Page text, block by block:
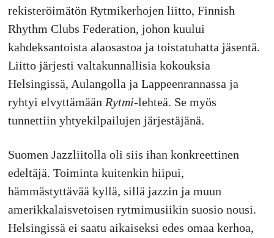
rekisteröimätön Rytmikerhojen liitto, Finnish
Rhythm Clubs Federation, johon kuului
kahdeksantoista alaosastoa ja toistatuhatta jäsentä.
Liitto järjesti valtakunnallisia kokouksia
Helsingissä, Aulangolla ja Lappeenrannassa ja
ryhtyi elvyttämään Rytmi-lehteä. Se myös
tunnettiin yhtyekilpailujen järjestäjänä.
Suomen Jazzliitolla oli siis ihan konkreettinen
edeltäjä. Toiminta kuitenkin hiipui,
hämmästyttävää kyllä, sillä jazzin ja muun
amerikkalaisvetoisen rytmimusiikin suosio nousi.
Helsingissä ei saatu aikaiseksi edes omaa kerhoa,